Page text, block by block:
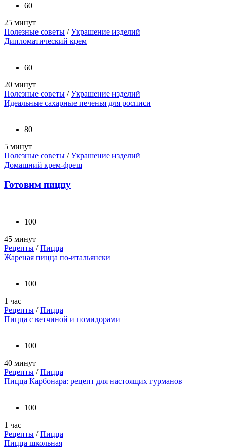
60
25 минут
Полезные советы /Украшение изделий
Дипломатический крем
60
20 минут
Полезные советы /Украшение изделий
Идеальные сахарные печенья для росписи
80
5 минут
Полезные советы /Украшение изделий
Домашний крем-фреш
Готовим пиццу
100
45 минут
Рецепты /Пицца
Жареная пицца по-итальянски
100
1 час
Рецепты /Пицца
Пицца с ветчиной и помидорами
100
40 минут
Рецепты /Пицца
Пицца Карбонара: рецепт для настоящих гурманов
100
1 час
Рецепты /Пицца
Пицца школьная